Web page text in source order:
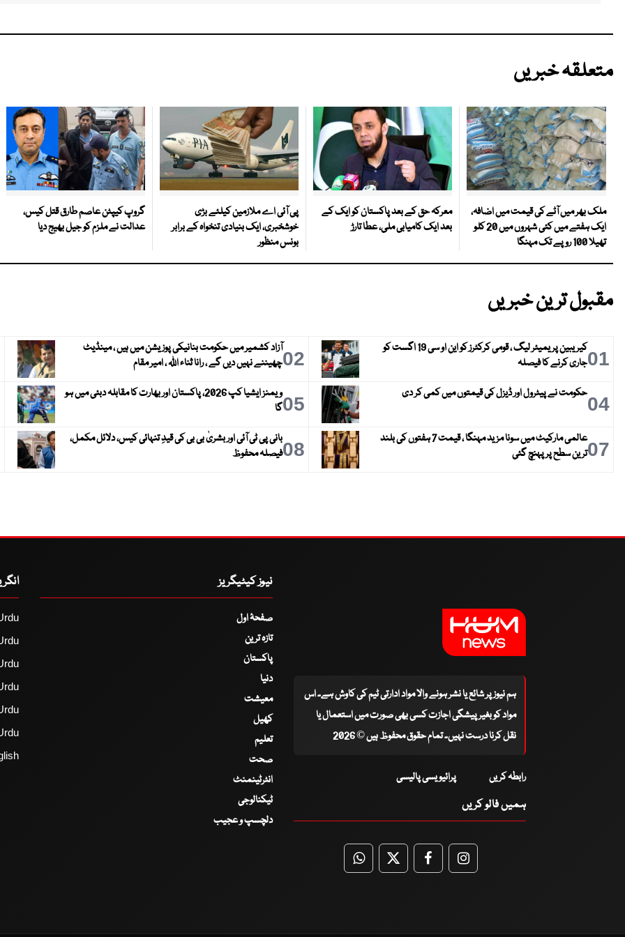
متعلقہ خبریں
ملک بھر میں آٹے کی قیمت میں اضافہ،
ایک ہفتے میں کئی شہروں میں 20 کلو
تھیلا 100 روپے تک مہنگا
معرکہ حق کے بعد پاکستان کو ایک کے
بعد ایک کامیابی ملی، عطا تارڑ
پی آئی اے ملازمین کیلئے بڑی
خوشخبری، ایک بنیادی تنخواہ کے برابر
بونس منظور
گروپ کیپٹن عاصم طارق قتل کیس،
عدالت نے ملزم کو جیل بھیج دیا
مقبول ترین خبریں
01
کیریبین پریمیئر لیگ ، قومی کرکٹرز کو این او سی 19 اگست کو
جاری کرنے کا فیصلہ
02آزاد کشمیر میں حکومت بنانیکی پوزیشن میں ہیں ، مینڈیٹ
چھیننے نہیں دیں گے ، رانا ثناء اللہ ، امیر مقام
04حکومت نے پیٹرول اور ڈیزل کی قیمتوں میں کمی کر دی 05
ویمنز ایشیا کپ 2026، پاکستان اور بھارت کا مقابلہ دبئی میں ہو
گا
07
عالمی مارکیٹ میں سونا مزید مہنگا ، قیمت 7 ہفتوں کی بلند
ترین سطح پر پہنچ گئی
08بانی پی ٹی آئی اور بشریٰ بی بی کی قیدِ تنہائی کیس، دلائل مکمل،
فیصلہ محفوظ
ہم نیوز پر شائع یا نشر ہونے والا مواد ادارتی ٹیم کی کاوش ہے۔ اس
مواد کو بغیر پیشگی اجازت کسی بھی صورت میں استعمال یا
نقل کرنا درست نہیں۔ تمام حقوق محفوظ ہیں © 2026
رابطہ کریں پرائیویسی پالیسی
ہمیں فالو کریں
WhatsApp
TwitterFacebookFacebook
نیوز کیٹیگریز
صفحۂ اول
تازہ ترین
پاکستان
دنیا
معیشت
کھیل
تعلیم
صحت
انٹرٹینمنٹ
ٹیکنالوجی
دلچسپ و عجیب